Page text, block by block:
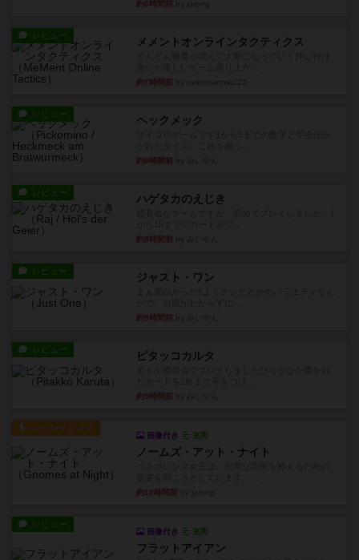
約6時間前
レビュー メメントオンラインタクティクス
約7時間前
レビュー ヘックメック
約8時間前
レビュー ハゲタカのえじき
約8時間前
レビュー ジャスト・ワン
約9時間前
レビュー ピタッコカルタ
約9時間前
ルール/インスト
画像付き 充実
ノームズ・アット・ナイト
約10時間前
レビュー
画像付き 充実
フラットアイアン